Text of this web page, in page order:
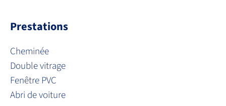
Prestations
Cheminée
Double vitrage
Fenêtre PVC
Abri de voiture